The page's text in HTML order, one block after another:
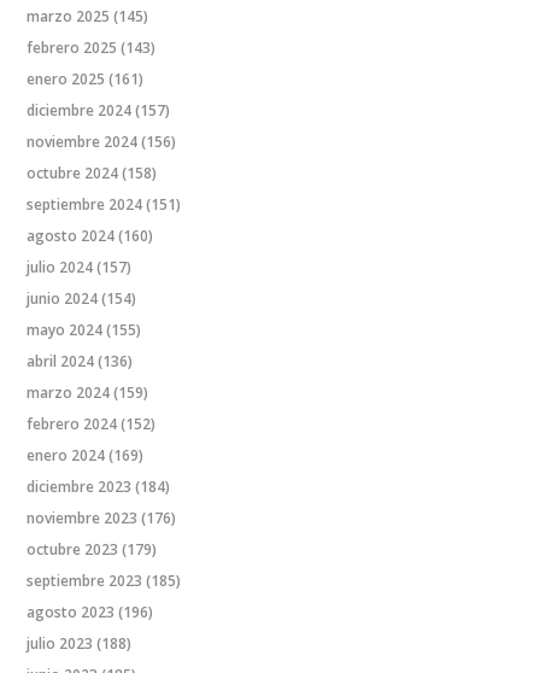
marzo 2025 (145)
febrero 2025 (143)
enero 2025 (161)
diciembre 2024(157)
noviembre 2024(156)
octubre 2024(158)
septiembre 2024(151)
agosto 2024(160)
julio 2024(157)
junio 2024(154)
mayo 2024(155)
abril 2024(136)
marzo 2024(159)
febrero 2024(152)
enero 2024(169)
diciembre 2023 (184)
noviembre 2023 (176)
octubre 2023 (179)
septiembre 2023 (185)
agosto 2023 (196)
julio 2023 (188)